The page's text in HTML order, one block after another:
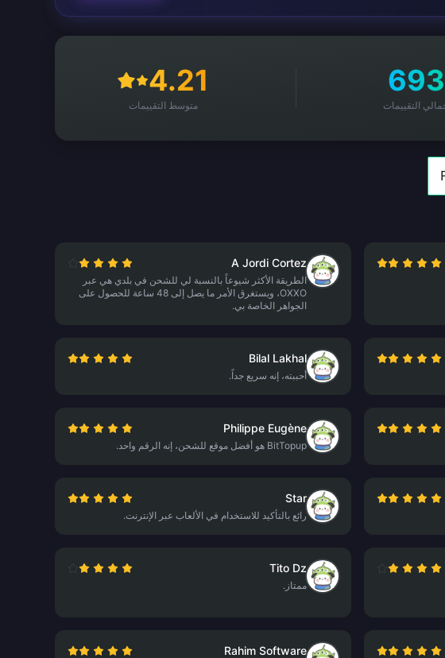
693
التقييمات
4.21
متوسط التقييمات
A Jordi Cortez
الطريقة الأكثر شيوعاً بالنسبة لي للشحن في بلدي هي عبر
OXXO، ويستغرق الأمر ما يصل إلى 48 ساعة للحصول على
الجواهر الخاصة بي.
Bilal Lakhal
أحببته، إنه سريع جداً.
Philippe Eugène
BitTopup هو أفضل موقع للشحن، إنه الرقم واحد.
Star
رائع بالتأكيد للاستخدام في الألعاب عبر الإنترنت.
Tito Dz
ممتاز.
Rahim Software